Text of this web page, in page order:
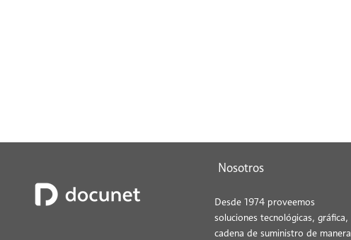
Nosotros
Desde 1974 proveemos
soluciones tecnológicas, gráfica,
cadena de suministro de manera